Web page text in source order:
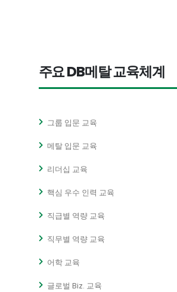
주요 DB메탈 교육체계
그룹 입문 교육
메탈 입문 교육
리더십 교육
핵심 우수 인력 교육
직급별 역량 교육
직무별 역량 교육
어학 교육
글로벌 Biz. 교육